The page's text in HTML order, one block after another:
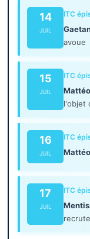
14
JUIL
ITC
avoue
15
JUIL
ITC
l'objet
16
JUIL
ITC
17
JUIL
ITC